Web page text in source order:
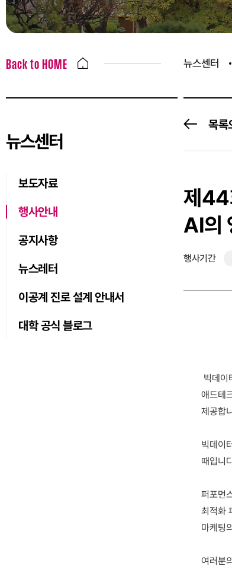
Back to HOME 뉴스센터
뉴스센터
보도자료
행사안내
공지사항
뉴스레터
이공계 진로 설계 안내서
대학 공식 블로그
목록
제44
AI의
행사기간
빅데이
애드테
제공합
빅데이
때입니
퍼포먼
최적화
마케팅
여러분